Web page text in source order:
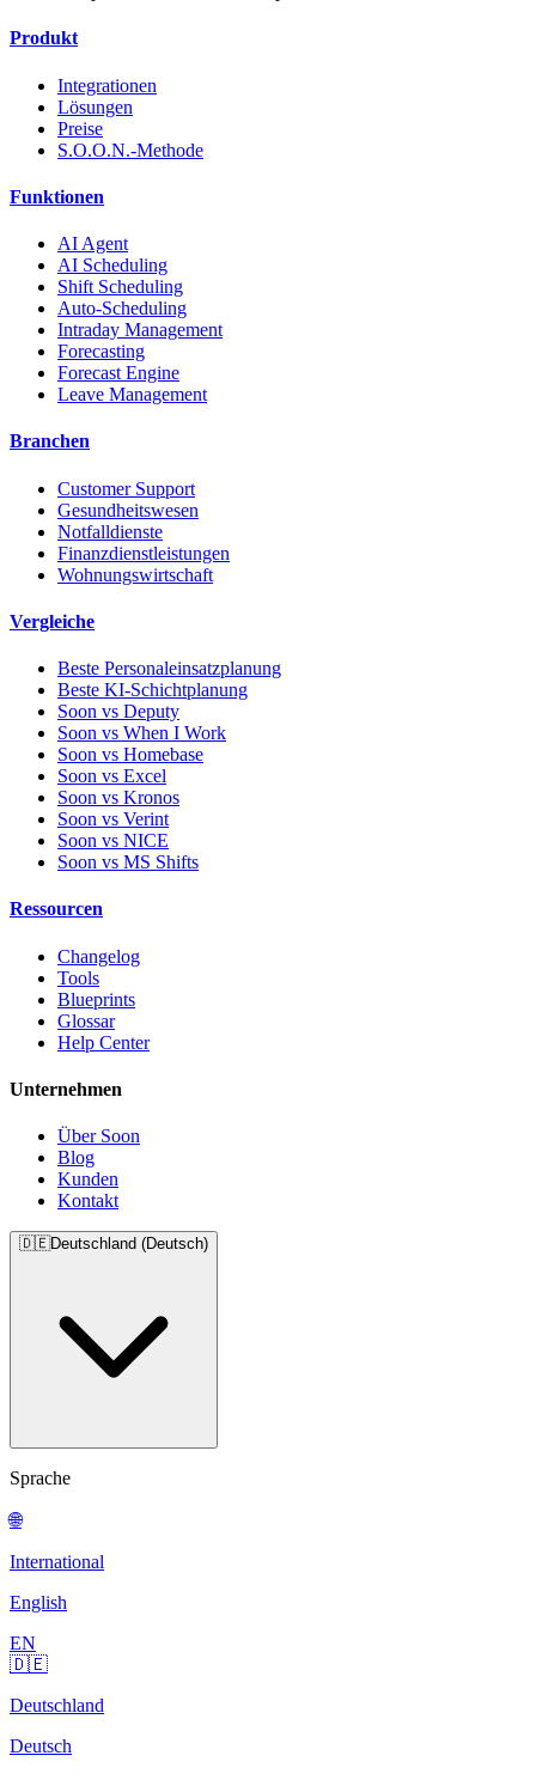
Produkt
Integrationen
Lösungen
Preise
S.O.O.N.-Methode
Funktionen
AI Agent
AI Scheduling
Shift Scheduling
Auto-Scheduling
Intraday Management
Forecasting
Forecast Engine
Leave Management
Branchen
Customer Support
Gesundheitswesen
Notfalldienste
Finanzdienstleistungen
Wohnungswirtschaft
Vergleiche
Beste Personaleinsatzplanung
Beste KI-Schichtplanung
Soon vs Deputy
Soon vs When I Work
Soon vs Homebase
Soon vs Excel
Soon vs Kronos
Soon vs Verint
Soon vs NICE
Soon vs MS Shifts
Ressourcen
Changelog
Tools
Blueprints
Glossar
Help Center
Unternehmen
Über Soon
Blog
Kunden
Kontakt
🇩🇪Deutschland (Deutsch)
Sprache
🌐
International
English
EN
🇩🇪
Deutschland
Deutsch